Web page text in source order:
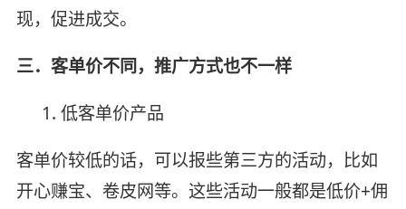
现，促进成交。
三．客单价不同，推广方式也不一样
1. 低客单价产品
客单价较低的话，可以报些第三方的活动，比如
开心赚宝、卷皮网等。这些活动一般都是低价+佣